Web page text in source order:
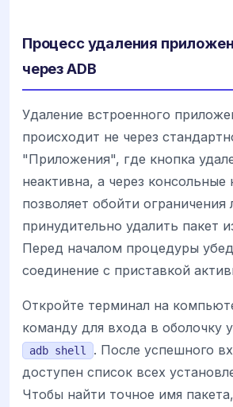
Процесс удаления
через ADB
Удаление встроенного
происходит не через
"Приложения", где кнопка
неактивна, а через
позволяет обойти ограничения
принудительно удалить пакет
Перед началом процедуры
соединение с приставкой
Откройте терминал на
команду для входа в оболочку
adb shell
. После успешного
доступен список всех
Чтобы найти точное имя